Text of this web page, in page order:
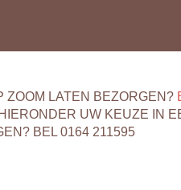
ZOOM LATEN BEZORGEN?
UW KEUZE IN
BEL 0164 211595